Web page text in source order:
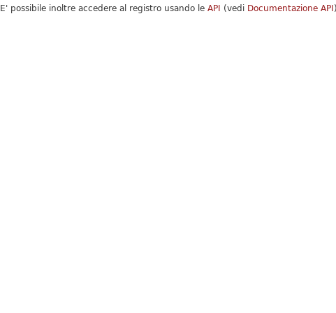
E' possibile inoltre accedere al registro usando le API (vedi Documentazione API